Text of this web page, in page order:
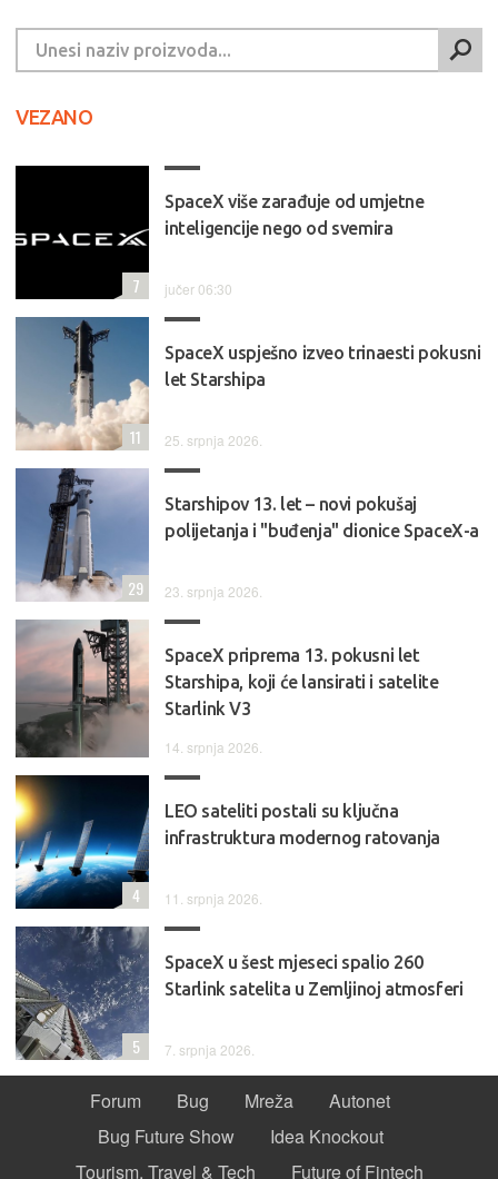
VEZANO
SpaceX više zarađuje od umjetne
inteligencije nego od svemira
jučer 06:30
7
SpaceX uspješno izveo trinaesti pokusni
let Starshipa
25. srpnja 2026.
11
Starshipov 13. let – novi pokušaj
polijetanja i "buđenja" dionice SpaceX-a
23. srpnja 2026.
29
SpaceX priprema 13. pokusni let
Starshipa, koji će lansirati i satelite
Starlink V3
14. srpnja 2026.
LEO sateliti postali su ključna
infrastruktura modernog ratovanja
11. srpnja 2026.
4
SpaceX u šest mjeseci spalio 260
Starlink satelita u Zemljinoj atmosferi
7. srpnja 2026.
5
Forum Bug Mreža
Autonet
Bug Future Show
Idea Knockout
Tourism, Travel & Tech
Future of Fintech